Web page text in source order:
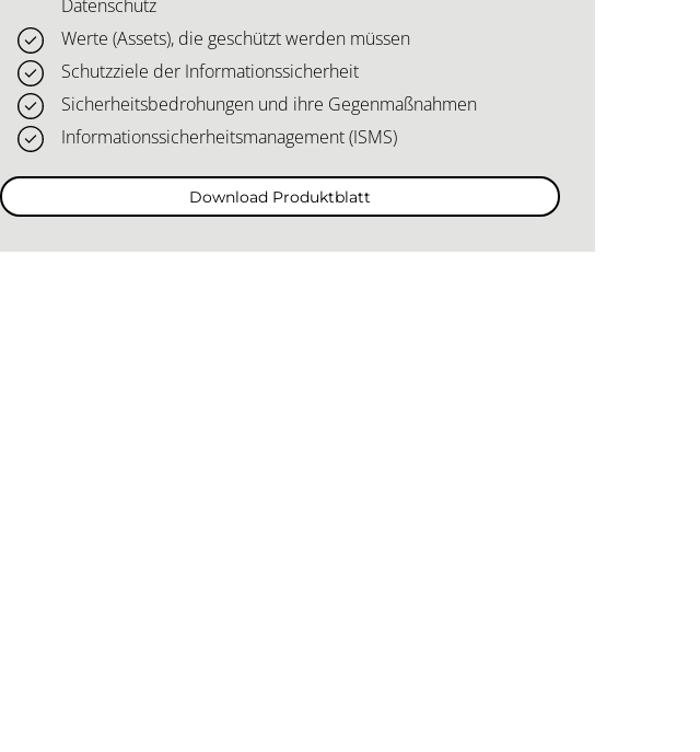
Datenschutz
Werte (Assets), die geschützt werden müssen
Schutzziele der Informationssicherheit
Sicherheitsbedrohungen und ihre Gegenmaßnahmen
Informationssicherheitsmanagement (ISMS)
Download Produktblatt